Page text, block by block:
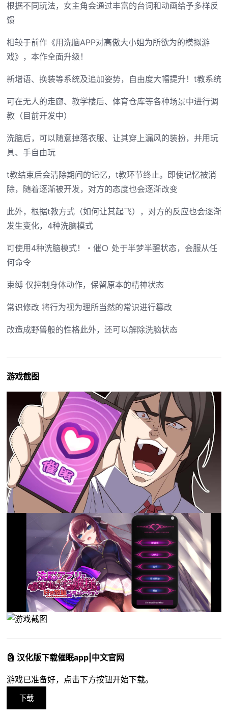
根据不同玩法，女主角会通过丰富的台词和动画给予多样反
馈
相较于前作《用洗脑APP对高傲大小姐为所欲为的模拟游
戏》，本作全面升级！
新增语、换装等系统及追加姿势，自由度大幅提升！t教系统
可在无人的走廊、教学楼后、体育仓库等各种场景中进行调
教（目前开发中）
洗脑后，可以随意掉落衣服、让其穿上漏风的装扮，并用玩
具、手自由玩
t教结束后会清除期间的记忆，t教环节终止。即使记忆被消
除，随着逐渐被开发，对方的态度也会逐渐改变
此外，根据t教方式（如何让其起飞），对方的反应也会逐渐
发生变化，4种洗脑模式
可使用4种洗脑模式！・催○ 处于半梦半醒状态，会服从任
何命令
束缚 仅控制身体动作，保留原本的精神状态
常识修改 将行为视为理所当然的常识进行篡改
改造成野兽般的性格此外，还可以解除洗脑状态
游戏截图
🗿 汉化版下载催眠app|中文官网
游戏已准备好，点击下方按钮开始下载。
下载